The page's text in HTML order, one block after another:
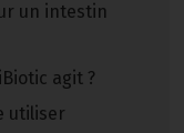
un intestin
agit ?
utiliser